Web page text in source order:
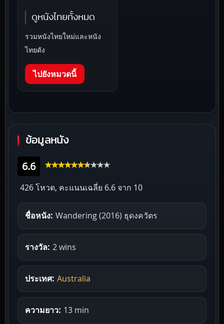
ดูหนังไทยทั้งหมด
รวมหนังไทยใหม่และหนัง
ไทยดัง
ไปยังหมวดนี้
ข้อมูลหนัง
6.6
426 โหวต, คะแนนเฉลี่ย 6.6 จาก 10
ชื่อหนัง: Wandering (2016) ธุดงควัตร
รางวัล: 2 wins
ประเทศ: Australia
ความยาว: 13 min